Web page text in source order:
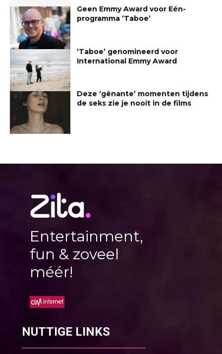
Geen Emmy Award voor Eén-
programma ‘Taboe’
‘Taboe’ genomineerd voor
International Emmy Award
Deze ‘gênante’ momenten tijdens
de seks zie je nooit in de films
Entertainment,
fun & zoveel
méér!
NUTTIGE LINKS